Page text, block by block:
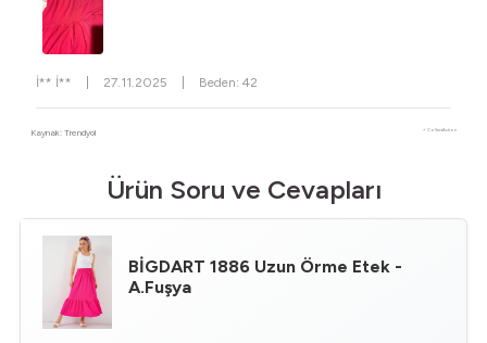
İ** İ** 27.11.2025 Beden: 42
Kaynak: Trendyol ⚡ CollectAction
Ürün Soru ve Cevapları
BİGDART 1886 Uzun Örme Etek -
A.Fuşya